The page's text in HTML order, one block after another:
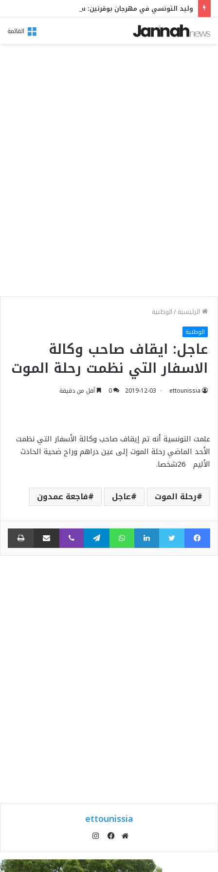
القائمة
الرئيسية/الوطنية
الوطنية
عاجل: ايقاف صاحب وكالة
الاسفار التي نظمت رحلة الموت
ettounissia
2019-12-03
0 أقل من دقيقة
علمت التونسية أنه تم إيقاف صاحب وكالة الأسفار التي نظمت
الأحد الماضي رحلة الموت إلى عين دراهم وراح ضحية الحادث
الأليم 26شخصا.
رحلة الموت عاجل فاجعة عمدون
فيسبوك تويتر لينكدإن واتساب تيلقرام ڤايبر مشاركة عبر البريد
ettounissia
الويب